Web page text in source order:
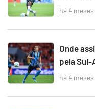
há 4 meses
Onde
pela Sul-
há 4 meses